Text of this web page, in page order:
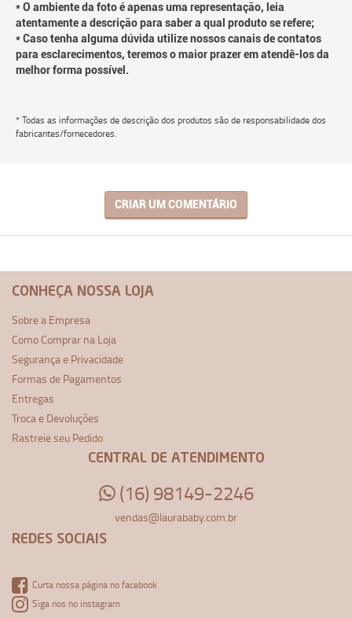
* O ambiente da foto é apenas uma representação, leia
atentamente a descrição para saber a qual produto se refere;
* Caso tenha alguma dúvida utilize nossos canais de contatos
para esclarecimentos, teremos o maior prazer em atendê-los da
melhor forma possível.
* Todas as informações de descrição dos produtos são de responsabilidade dos
fabricantes/fornecedores.
CRIAR UM COMENTÁRIO
CONHEÇA NOSSA LOJA
Sobre a Empresa
Como Comprar na Loja
Segurança e Privacidade
Formas de Pagamentos
Entregas
Troca e Devoluções
Rastreie seu Pedido
CENTRAL DE ATENDIMENTO
(16) 98149-2246
vendas@laurababy.com.br
REDES SOCIAIS
Curta nossa página no facebook
Siga nos no instagram